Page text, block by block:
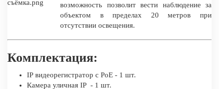
возможность позволит вести наблюдение за
объектом в пределах 20 метров при
отсутствии освещения.
Комплектация:
IP видеорегистратор c PoE - 1 шт.
Камера уличная IP - 1 шт.